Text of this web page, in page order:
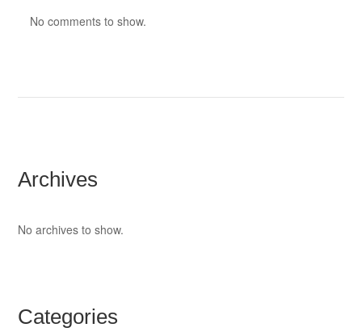
No comments to show.
Archives
No archives to show.
Categories